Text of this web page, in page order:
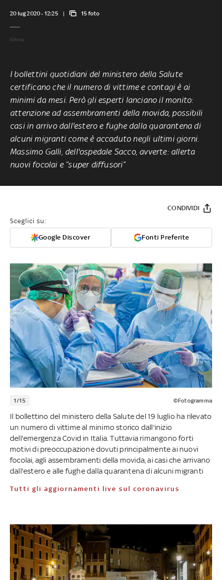
20 lug 2020 - 12:25 15 foto
©Ansa
I bollettini quotidiani del ministero della Salute
certificano che il numero di vittime e contagi è ai
minimi da mesi. Però gli esperti lanciano il monito:
attenzione ad assembramenti della movida, possibili
casi in arrivo dall'estero e fughe dalla quarantena di
alcuni migranti come è accaduto negli ultimi giorni.
Massimo Galli, dell'ospedale Sacco, avverte: allerta
nuovi focolai e “super diffusori”
Sceglici su:
Google Discover Fonti Preferite
CONDIVIDI
1/15 ©Fotogramma
Il bollettino del ministero della Salute del 19 luglio ha rilevato
un numero di vittime al minimo storico dall'inizio
dell'emergenza Covid in Italia. Tuttavia rimangono forti
motivi di preoccupazione dovuti principalmente ai nuovi
focolai, agli assembramenti della movida, ai casi che arrivano
dall'estero e alle fughe dalla quarantena di alcuni migranti
Tutti gli aggiornamenti live sul coronavirus